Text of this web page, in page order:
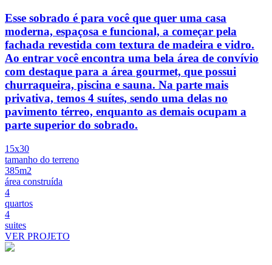
Esse sobrado é para você que quer uma casa
moderna, espaçosa e funcional, a começar pela
fachada revestida com textura de madeira e vidro.
Ao entrar você encontra uma bela área de convívio
com destaque para a área gourmet, que possui
churraqueira, piscina e sauna. Na parte mais
privativa, temos 4 suítes, sendo uma delas no
pavimento térreo, enquanto as demais ocupam a
parte superior do sobrado.
15x30
tamanho do terreno
385m2
área construída
4
quartos
4
suites
VER PROJETO